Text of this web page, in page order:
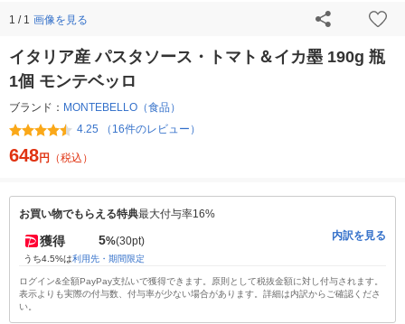
1 / 1 画像を見る
イタリア産 パスタソース・トマト＆イカ墨 190g 瓶
1個 モンテベッロ
ブランド： MONTEBELLO（食品）
4.25 （16件のレビュー）
648円 （税込）
お買い物でもらえる特典最大付与率16%
獲得 5%(30pt)
うち4.5%は利用先・期間限定
内訳を見る
ログイン&全額PayPay支払いで獲得できます。原則として税抜金額に対し付与されます。
表示よりも実際の付与数、付与率が少ない場合があります。詳細は内訳からご確認くださ
い。